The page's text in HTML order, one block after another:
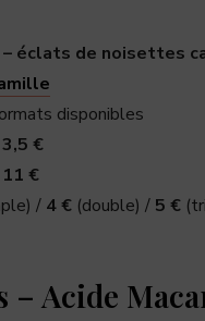
– éclats de noisettes
disponibles
3,5 €
11 €
/ 4 € (double) / 5 €
– Acide